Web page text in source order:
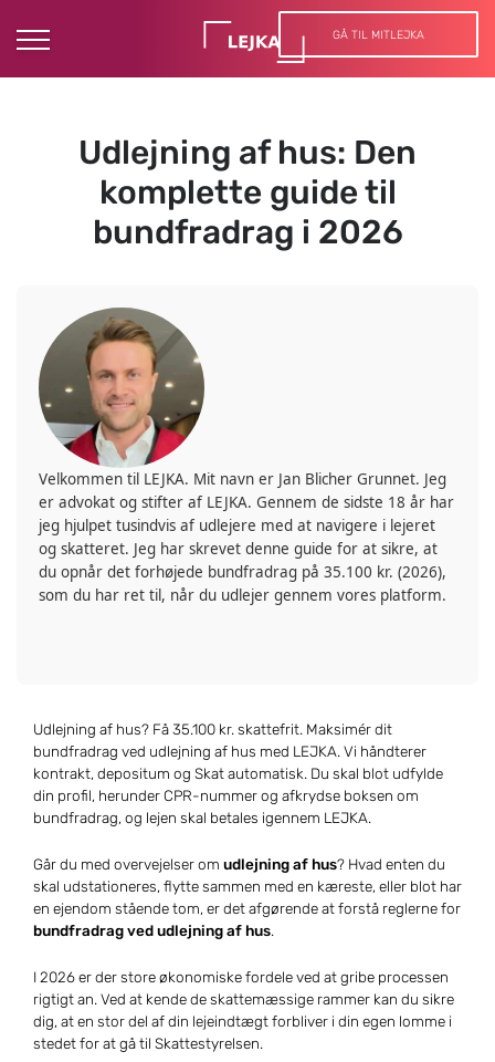
GÅ TIL MITLEJKA
Udlejning af hus: Den
komplette guide til
bundfradrag i 2026
Velkommen til LEJKA. Mit navn er Jan Blicher Grunnet. Jeg
er advokat og stifter af LEJKA. Gennem de sidste 18 år har
jeg hjulpet tusindvis af udlejere med at navigere i lejeret
og skatteret. Jeg har skrevet denne guide for at sikre, at
du opnår det forhøjede bundfradrag på 35.100 kr. (2026),
som du har ret til, når du udlejer gennem vores platform.
Udlejning af hus? Få 35.100 kr. skattefrit. Maksimér dit
bundfradrag ved udlejning af hus med LEJKA. Vi håndterer
kontrakt, depositum og Skat automatisk. Du skal blot udfylde
din profil, herunder CPR-nummer og afkrydse boksen om
bundfradrag, og lejen skal betales igennem LEJKA.
Går du med overvejelser om udlejning af hus? Hvad enten du
skal udstationeres, flytte sammen med en kæreste, eller blot har
en ejendom stående tom, er det afgørende at forstå reglerne for
bundfradrag ved udlejning af hus.
I 2026 er der store økonomiske fordele ved at gribe processen
rigtigt an. Ved at kende de skattemæssige rammer kan du sikre
dig, at en stor del af din lejeindtægt forbliver i din egen lomme i
stedet for at gå til Skattestyrelsen.